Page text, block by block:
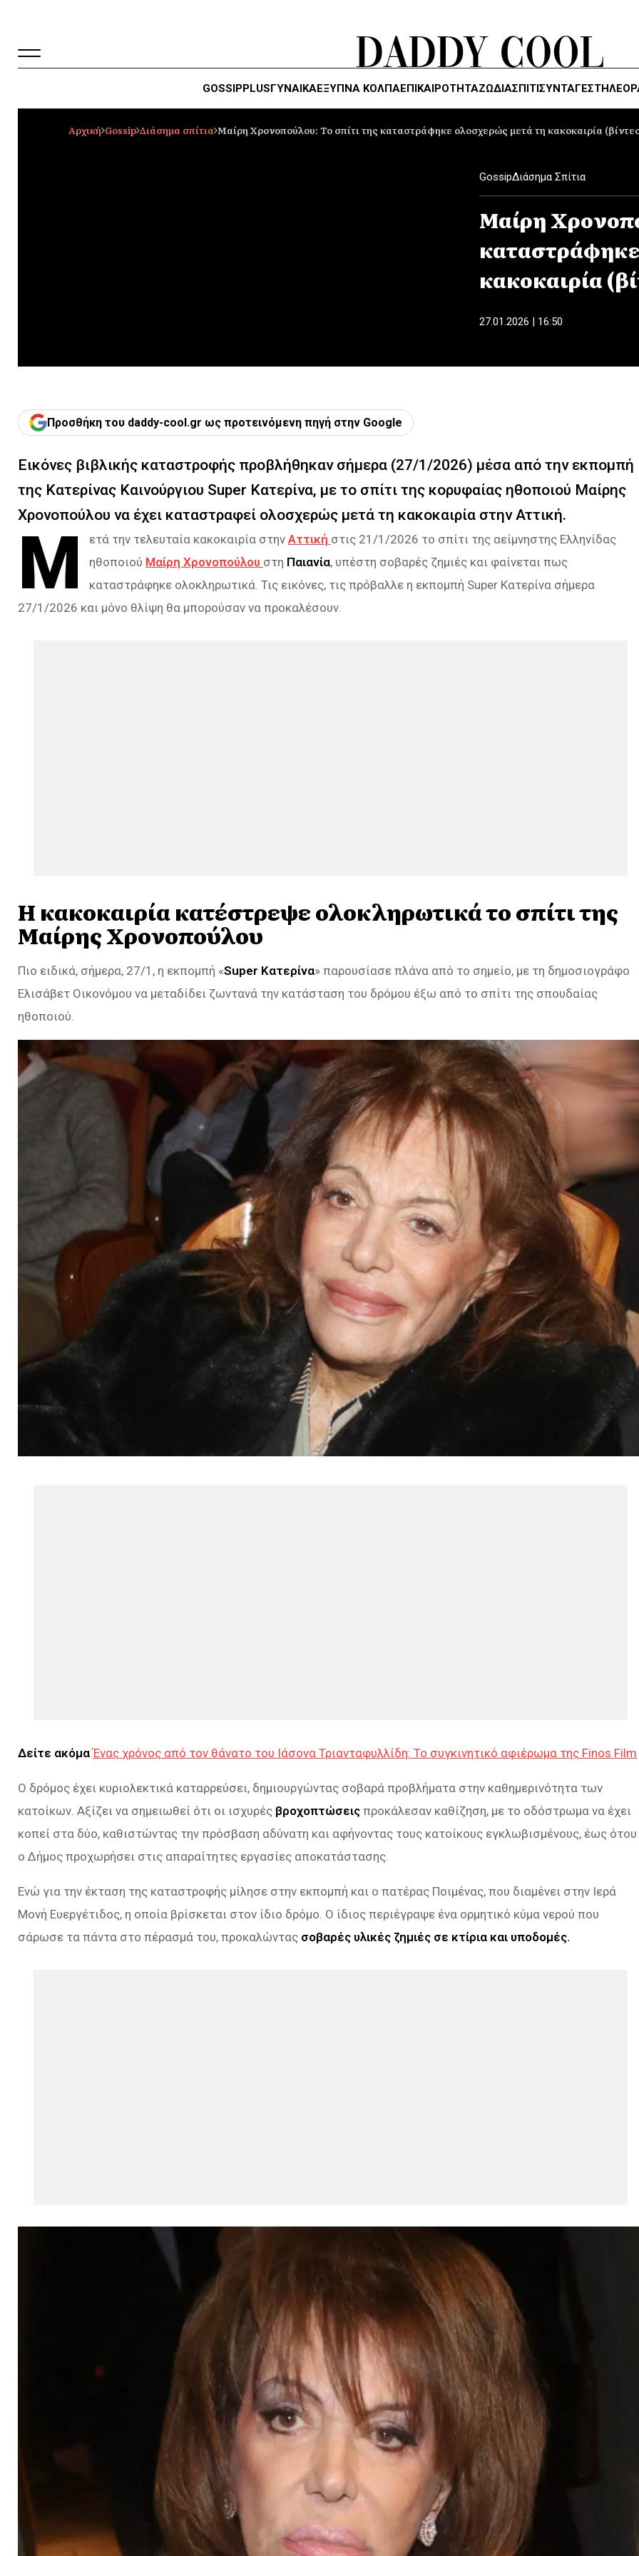
GOSSIPPLUSΓΥΝΑΙΚΑΈΞΥΠΝΑ ΚΌΛΠΑΕΠΙΚΑΙΡΟΤΗΤΑΖΏΔΙΑΣΠΙΤΙΣΥΝΤΑΓΕΣ
Αρχική Gossip Διάσημα σπίτια Μαίρη Χρονοπούλου: Το σπίτι της καταστράφηκε ολοσχερώς μετά τη κακοκαιρία
GossipΔιάσημα Σπίτια
Μαίρη
κακοκαιρία
27.01.2026 | 16:50
Προσθήκη του daddy-cool.gr ως προτεινόμενη πηγή στην Google
Εικόνες βιβλικής καταστροφής προβλήθηκαν σήμερα (27/1/2026) μέσα από την εκπομπή
της Κατερίνας Καινούργιου Super Κατερίνα, με το σπίτι της κορυφαίας ηθοποιού Μαίρης
Χρονοπούλου να έχει καταστραφεί ολοσχερώς μετά τη κακοκαιρία στην Αττική.
Μ ετά την τελευταία κακοκαιρία στηνΑττική στις 21/1/2026 το σπίτι της αείμνηστης Ελληνίδας
ηθοποιού Μαίρη Χρονοπούλου στη Παιανία, υπέστη σοβαρές ζημιές και φαίνεται πως
καταστράφηκε ολοκληρωτικά. Τις εικόνες, τις πρόβαλλε η εκπομπή Super Κατερίνα σήμερα
27/1/2026 και μόνο θλίψη θα μπορούσαν να προκαλέσουν.
Η κακοκαιρία κατέστρεψε ολοκληρωτικά το σπίτι της
Μαίρης Χρονοπούλου
Πιο ειδικά, σήμερα, 27/1, η εκπομπή «Super Κατερίνα» παρουσίασε πλάνα από το σημείο, με τη δημοσιογράφο
Ελισάβετ Οικονόμου να μεταδίδει ζωντανά την κατάσταση του δρόμου έξω από το σπίτι της σπουδαίας
ηθοποιού.
Δείτε ακόμα Ένας χρόνος από τον θάνατο του Ιάσονα Τριανταφυλλίδη: Το συγκινητικό αφιέρωμα της Finos Film
Ο δρόμος έχει κυριολεκτικά καταρρεύσει, δημιουργώντας σοβαρά προβλήματα στην καθημερινότητα των
κατοίκων. Αξίζει να σημειωθεί ότι οι ισχυρές βροχοπτώσεις προκάλεσαν καθίζηση, με το οδόστρωμα να έχει
κοπεί στα δύο, καθιστώντας την πρόσβαση αδύνατη και αφήνοντας τους κατοίκους εγκλωβισμένους, έως ότου
ο Δήμος προχωρήσει στις απαραίτητες εργασίες αποκατάστασης.
Ενώ για την έκταση της καταστροφής μίλησε στην εκπομπή και ο πατέρας Ποιμένας, που διαμένει στην Ιερά
Μονή Ευεργέτιδος, η οποία βρίσκεται στον ίδιο δρόμο. Ο ίδιος περιέγραψε ένα ορμητικό κύμα νερού που
σάρωσε τα πάντα στο πέρασμά του, προκαλώντας σοβαρές υλικές ζημιές σε κτίρια και υποδομές.